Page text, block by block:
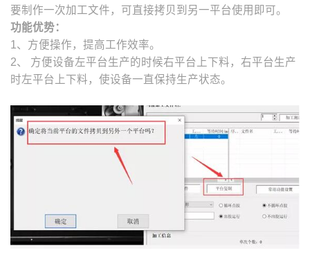
要制作一次加工文件，可直接拷贝到另一平台使用即可。
功能优势：
1、方便操作，提高工作效率。
2、 方便设备左平台生产的时候右平台上下料，右平台生产
时左平台上下料，使设备一直保持生产状态。